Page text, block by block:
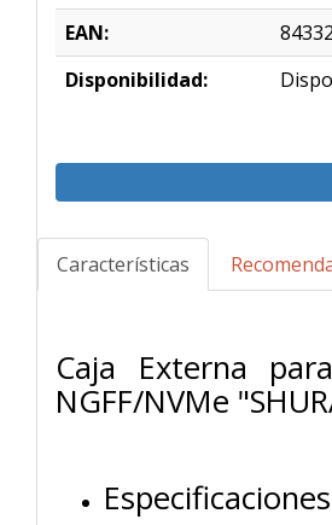
EAN:
Disponibilidad:
Características
Caja Externa
NGFF/NVMe
Especificaciones